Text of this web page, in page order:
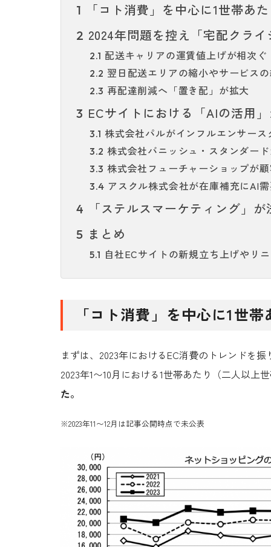
1 「コト消費」を中心に1世帯あ
2 2024年問題を控え「宅配クラ
2.1 配送キャリアの運賃値上げが相次ぐ
2.2 翌日配送エリアの縮小やサービス
2.3 再配達削減へ「置き配」が拡大
3 ECサイトにおける「AIの活用
3.1 株式会社パルがインフルエンサー
3.2 株式会社バニッシュ・スタンダー
3.3 株式会社フューチャーショップが
3.4 アスクル株式会社が在庫補充にAI
4 「ステルスマーケティング」
5 まとめ
5.1 自社ECサイトの新規立ち上げやリ
「コト消費」を中心に1世
まずは、 2023年におけるEC消費のトレンドを振
2023年1〜10月における1世帯あたり（二人以上
た。
※2023年11〜12月は記事公開時点で未公表